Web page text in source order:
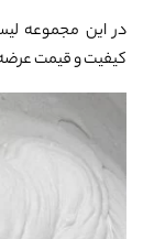
در این مجموعه
کیفیت و قیمت